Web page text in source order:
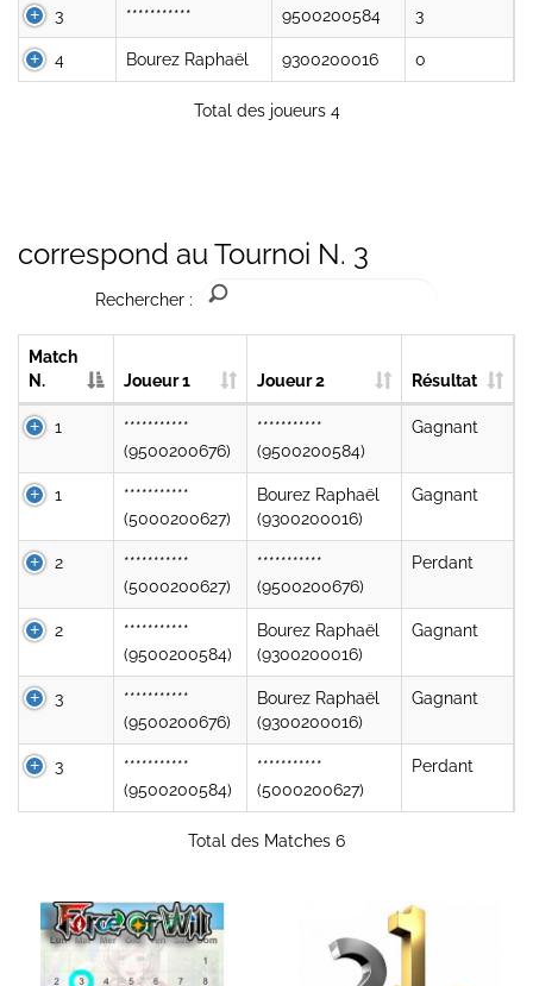
3 *********** 9500200584 3
4 Bourez Raphaël 9300200016 0
Total des joueurs 4
correspond au Tournoi N. 3
Rechercher :
Match
N.
Joueur 1 Joueur 2 Résultat
1
***********
(9500200676)
***********
(9500200584)
Gagnant
1
***********
(5000200627)
Bourez Raphaël
(9300200016)
Gagnant
2
***********
(5000200627)
***********
(9500200676)
Perdant
2
***********
(9500200584)
Bourez Raphaël
(9300200016)
Gagnant
3
***********
(9500200676)
Bourez Raphaël
(9300200016)
Gagnant
3
***********
(9500200584)
***********
(5000200627)
Perdant
Total des Matches 6